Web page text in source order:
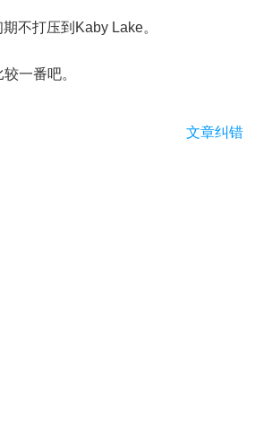
不打压到Kaby Lake。
一番吧。
文章纠错